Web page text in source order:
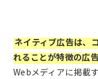
ネイティブ広告は、
れることが特徴の広告
Webメディアに掲載